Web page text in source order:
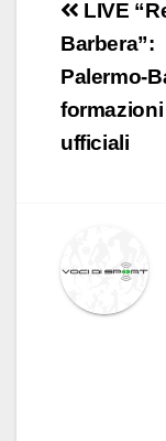
articoli
LIVE
Barbera”:
Palermo-
formazioni
ufficiali